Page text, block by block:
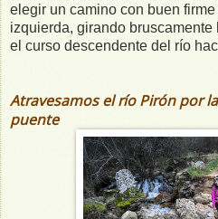
elegir un camino con buen
izquierda, girando
el curso descendente del río
Atravesamos el río Pirón por
puente